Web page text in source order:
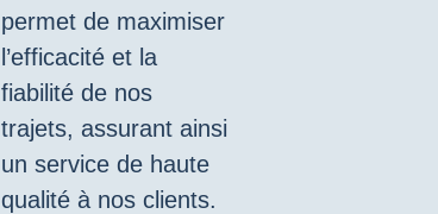
permet de maximiser
l’efficacité et la
fiabilité de nos
trajets, assurant ainsi
un service de haute
qualité à nos clients.